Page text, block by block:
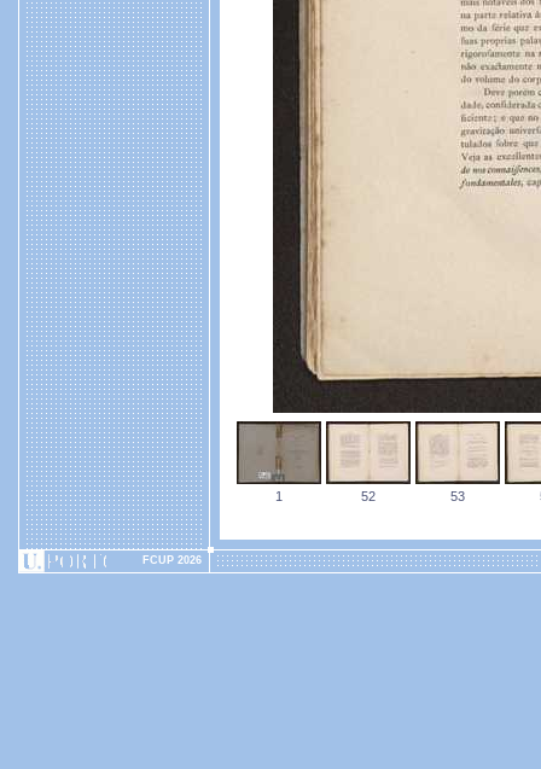
1 52 53
FCUP 2026